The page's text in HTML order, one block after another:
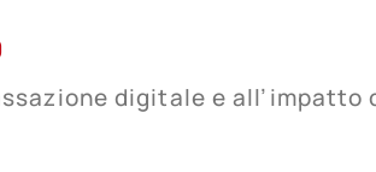
digitale e all’impatto